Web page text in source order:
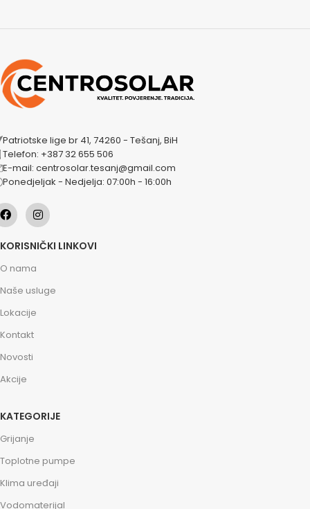
Patriotske lige br 41, 74260 - Tešanj, BiH
Telefon: +387 32 655 506
E-mail: centrosolar.tesanj@gmail.com
Ponedjeljak - Nedjelja: 07:00h - 16:00h
KORISNIČKI LINKOVI
O nama
Naše usluge
Lokacije
Kontakt
Novosti
Akcije
KATEGORIJE
Grijanje
Toplotne pumpe
Klima uređaji
Vodomaterijal